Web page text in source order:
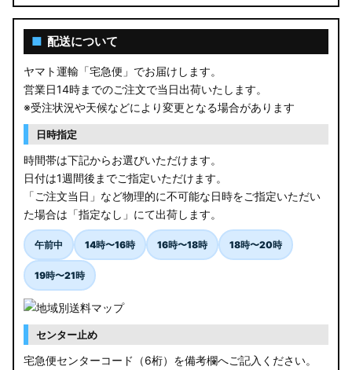
■ 配送について
ヤマト運輸「宅急便」でお届けします。
営業日14時までのご注文で当日出荷いたします。
※受注状況や天候などにより変更となる場合があります
日時指定
時間帯は下記からお選びいただけます。
日付は1週間後までご指定いただけます。
「ご注文当日」など物理的に不可能な日時をご指定いただい
た場合は「指定なし」にて出荷します。
午前中 14時〜16時 16時〜18時 18時〜20時
19時〜21時
センター止め
宅急便センターコード（6桁）を備考欄へご記入ください。